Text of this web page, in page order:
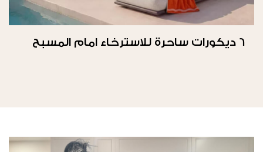
6 ديكورات ساحرة للاسترخاء امام المسبح